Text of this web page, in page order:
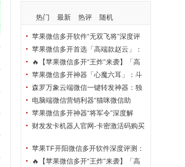
热门 最新 热评 随机
苹果微信多开软件“无双飞将”深度评
测：TF正式码+7天退换，拍拍卡激活
码商城正品保障
苹果微信多开首选「高端款赵云」：
TF正式码+斗战神8073包，7天退换认
准拍拍卡激活码商城
🔥【苹果微信多开“王炸”来袭】「高
端地狱火」—— TF正式码+斗战神807
3包，7天退换，安全防封，多开自由触
手可及！
苹果微信多开神器「心魔六耳」：斗
战神8073包+7天退换，认准拍拍卡激
活码商城
森罗万象云端微信一键转发神器：独
家源码·安全防封·月卡季卡半年卡年卡
授权，7天无理由退换！
电脑端微信营销利器“猫咪微信助
手”深度评测：7大模块功能全解析，多
卡种授权灵活选
苹果微信多开神器“将军令”深度解
析：8073版本包+TF外侧码，微商营销
财发发卡机器人官网-卡密激活码购买
换苹果TF开阳微信多开软件深度评测：
凡尔赛8069包功能全解析，TestFlight
🔥【苹果微信多开“王炸”来袭】「高